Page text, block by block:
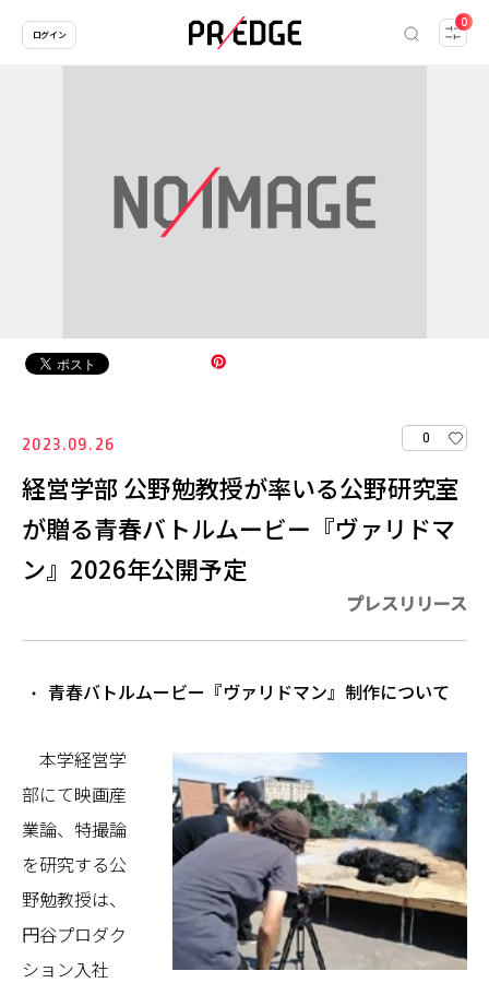
0
ログイン
2023.09.26 0
経営学部 公野勉教授が率いる公野研究室
が贈る青春バトルムービー『ヴァリドマ
ン』2026年公開予定
プレスリリース
青春バトルムービー『ヴァリドマン』制作について
本学経営学
部にて映画産
業論、特撮論
を研究する公
野勉教授は、
円谷プロダク
ション入社